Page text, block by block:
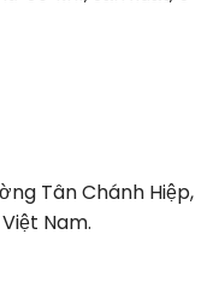
Tân Chánh Hiệp,
Nam.